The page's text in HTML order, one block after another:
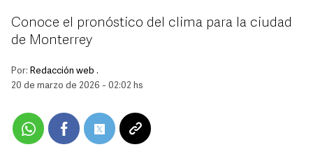
Conoce el pronóstico del clima para la ciudad
de Monterrey
Por: Redacción web .
20 de marzo de 2026 - 02:02 hs